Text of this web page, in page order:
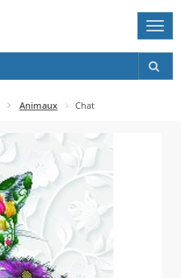
Animaux Chat